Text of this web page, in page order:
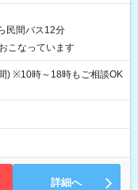
民間バス12分
こなっています
) ※10時～18時もご相談OK
詳細へ